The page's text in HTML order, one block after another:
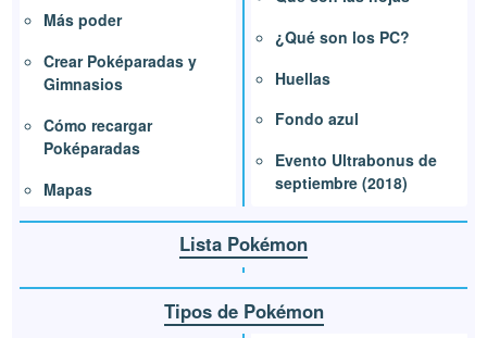
Más poder
Crear Poképaradas y
Gimnasios
Cómo recargar
Poképaradas
Mapas
¿Qué son los PC?
Huellas
Fondo azul
Evento Ultrabonus de
septiembre (2018)
Lista Pokémon
Tipos de Pokémon